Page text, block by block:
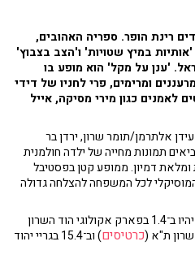
רינת הופר. ספריה האהובים,
במיץ שטויות' ו'הצב בצבוץ'
'ענן על מקל' הוא מופע בו
ומרימים, פרי לחניו של דידי
כגון מירי מסיקה, אייל
אלתרמן/תומר שרון, ירדן בר
תמונות מחייה של ילדה חולמנית
דמיון. ממופע קטן בפסטיבל
הפך המופע המוסיקלי לכל המשפחה להצלחה גדולה
המופעים הקרובים של ׳ענן על מקל׳ יהיו ב־1.4 בפארק אקולוגי הוד השרון
כרטיסים
) וב־15.4 בגריי יהוד